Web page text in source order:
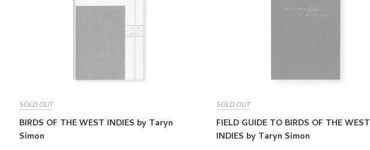
SOLD OUT
BIRDS OF THE WEST INDIES by Taryn
Simon
SOLD OUT
FIELD GUIDE TO BIRDS OF THE WEST
INDIES by Taryn Simon